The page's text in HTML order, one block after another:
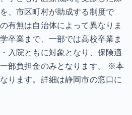
、市区町村が助成する制度で
有無は自治体によって異なりま
卒業まで、一部では高校卒業ま
入院ともに対象となり、保険適
部負担金のみとなります。 ※本
ります。詳細は静岡市の窓口に